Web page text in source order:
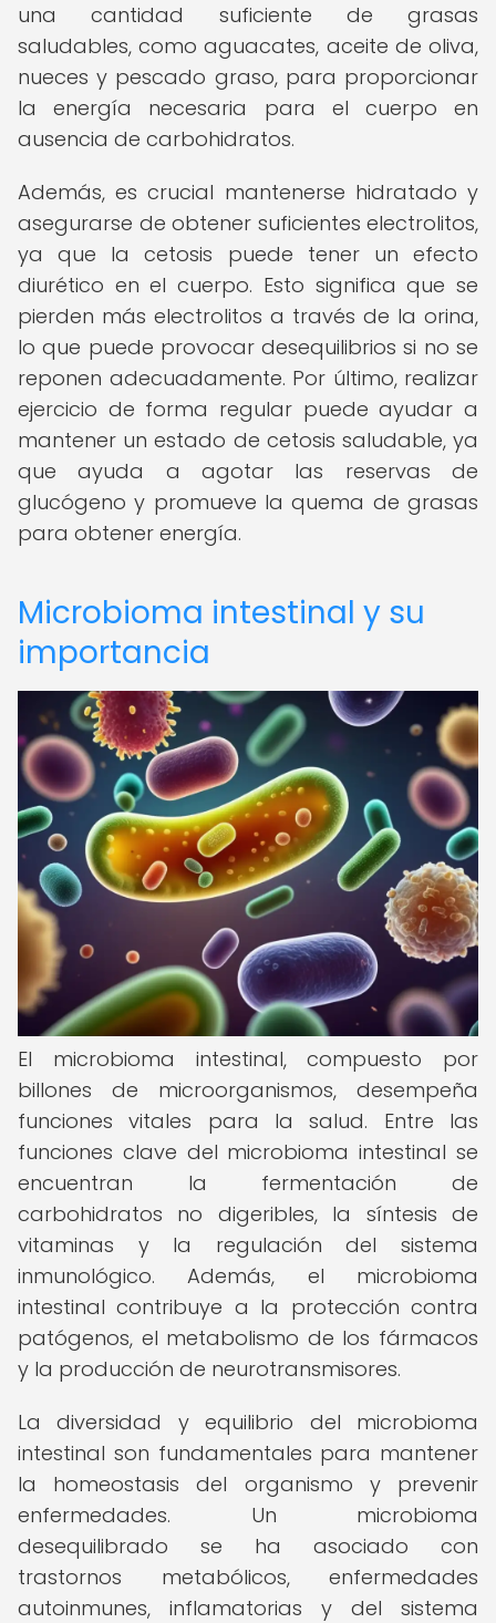
una cantidad suficiente de grasas
saludables, como aguacates, aceite de oliva,
nueces y pescado graso, para proporcionar
la energía necesaria para el cuerpo en
ausencia de carbohidratos.
Además, es crucial mantenerse hidratado y
asegurarse de obtener suficientes electrolitos,
ya que la cetosis puede tener un efecto
diurético en el cuerpo. Esto significa que se
pierden más electrolitos a través de la orina,
lo que puede provocar desequilibrios si no se
reponen adecuadamente. Por último, realizar
ejercicio de forma regular puede ayudar a
mantener un estado de cetosis saludable, ya
que ayuda a agotar las reservas de
glucógeno y promueve la quema de grasas
para obtener energía.
Microbioma intestinal y su
importancia
El microbioma intestinal, compuesto por
billones de microorganismos, desempeña
funciones vitales para la salud. Entre las
funciones clave del microbioma intestinal se
encuentran la fermentación de
carbohidratos no digeribles, la síntesis de
vitaminas y la regulación del sistema
inmunológico. Además, el microbioma
intestinal contribuye a la protección contra
patógenos, el metabolismo de los fármacos
y la producción de neurotransmisores.
La diversidad y equilibrio del microbioma
intestinal son fundamentales para mantener
la homeostasis del organismo y prevenir
enfermedades. Un microbioma
desequilibrado se ha asociado con
trastornos metabólicos, enfermedades
autoinmunes, inflamatorias y del sistema